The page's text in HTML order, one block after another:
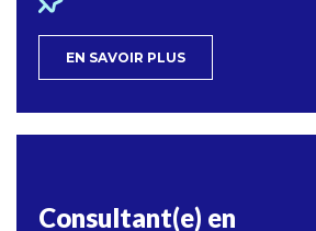
EN SAVOIR PLUS
Consultant(e) en